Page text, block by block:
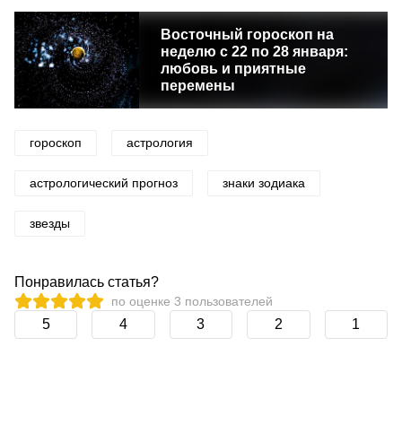
Восточный гороскоп на
неделю с 22 по 28 января:
любовь и приятные
перемены
гороскоп астрология
астрологический прогноз знаки зодиака
звезды
Понравилась статья?
по оценке 3 пользователей
5 4 3 2 1